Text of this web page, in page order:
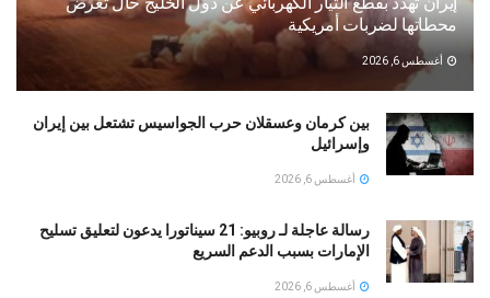
محطاتها لضربات أمريكية
أغسطس 6, 2026
بين كرمان وعسقلان حرب الجواسيس تشتعل بين إيران
وإسرائيل
أغسطس 6, 2026
رسالة عاجلة لـ روبيو: 21 سيناتورا يدعون لتعليق تسليح
الإمارات بسبب الدعم السريع
أغسطس 6, 2026